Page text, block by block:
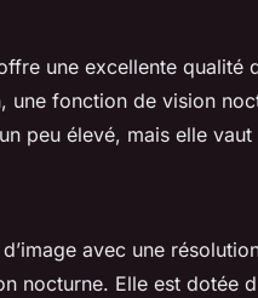
une excellente qualité
une fonction de vision
peu élevé, mais elle
avec une
nocturne. Elle est dotée